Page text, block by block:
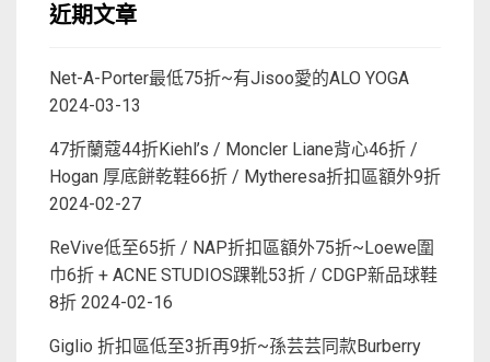
近期文章
Net-A-Porter最低75折~有Jisoo愛的ALO YOGA
2024-03-13
47折蘭蔻44折Kiehl’s / Moncler Liane背心46折 /
Hogan 厚底餅乾鞋66折 / Mytheresa折扣區額外9折
2024-02-27
ReVive低至65折 / NAP折扣區額外75折~Loewe圍
巾6折 + ACNE STUDIOS踝靴53折 / CDGP新品球鞋
8折 2024-02-16
Giglio 折扣區低至3折再9折~孫芸芸同款Burberry